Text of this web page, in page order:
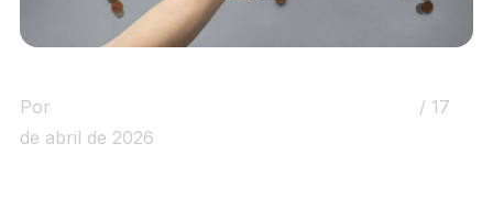
Por
/ 17
de abril de 2026